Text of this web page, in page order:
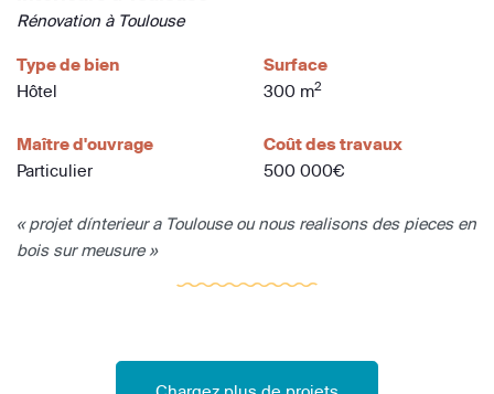
Rénovation à Toulouse
Type de bien
Hôtel
Surface
300 m2
Maître d'ouvrage
Particulier
Coût des travaux
500 000€
« projet dínterieur a Toulouse ou nous realisons des pieces en
bois sur meusure »